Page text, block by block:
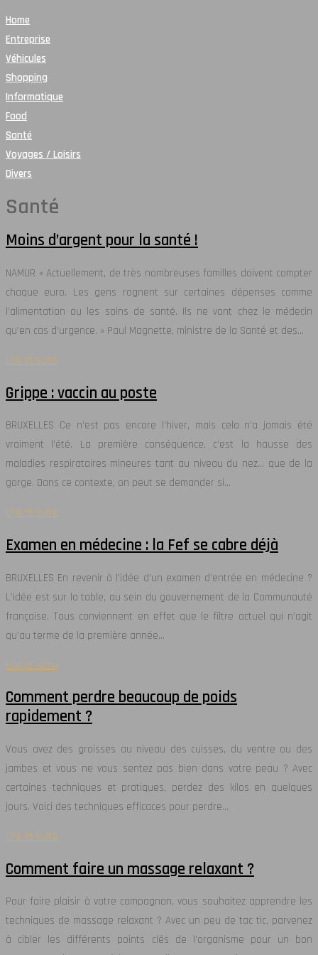
Home
Entreprise
Véhicules
Shopping
Informatique
Food
Santé
Voyages / Loisirs
Divers
Santé
Moins d’argent pour la santé !
NAMUR « Actuellement, de très nombreuses familles doivent compter
chaque euro. Les gens rognent sur certaines dépenses comme
l’alimentation ou les soins de santé. Ils ne vont chez le médecin
qu’en cas d’urgence. » Paul Magnette, ministre de la Santé et des…
Lire la suite
Grippe : vaccin au poste
BRUXELLES Ce n’est pas encore l’hiver, mais cela n’a jamais été
vraiment l’été. La première conséquence, c’est la hausse des
maladies respiratoires mineures tant au niveau du nez… que de la
gorge. Dans ce contexte, on peut se demander si…
Lire la suite
Examen en médecine : la Fef se cabre déjà
BRUXELLES En revenir à l’idée d’un examen d’entrée en médecine ?
L’idée est sur la table, au sein du gouvernement de la Communauté
française. Tous conviennent en effet que le filtre actuel qui n’agit
qu’au terme de la première année…
Lire la suite
Comment perdre beaucoup de poids
rapidement ?
Vous avez des graisses au niveau des cuisses, du ventre ou des
jambes et vous ne vous sentez pas bien dans votre peau ? Avec
certaines techniques et pratiques, perdez des kilos en quelques
jours. Voici des techniques efficaces pour perdre…
Lire la suite
Comment faire un massage relaxant ?
Pour faire plaisir à votre compagnon, vous souhaitez apprendre les
techniques de massage relaxant ? Avec un peu de tac tic, parvenez
à cibler les différents points clés de l’organisme pour un bon